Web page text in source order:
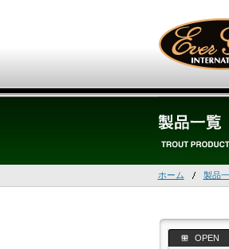
ホーム 製品
OPEN